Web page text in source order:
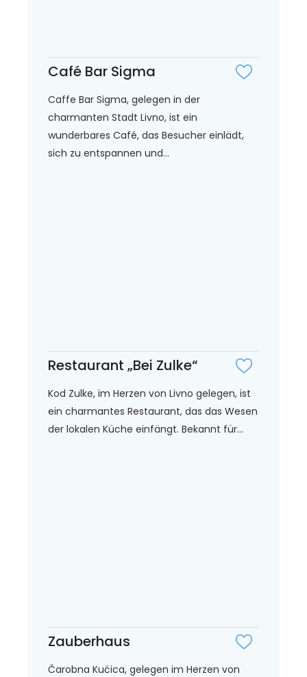
Café Bar Sigma
Caffe Bar Sigma, gelegen in der
charmanten Stadt Livno, ist ein
wunderbares Café, das Besucher einlädt,
sich zu entspannen und...
Restaurant „Bei Zulke“
Kod Zulke, im Herzen von Livno gelegen, ist
ein charmantes Restaurant, das das Wesen
der lokalen Küche einfängt. Bekannt für...
Zauberhaus
Čarobna Kućica, gelegen im Herzen von